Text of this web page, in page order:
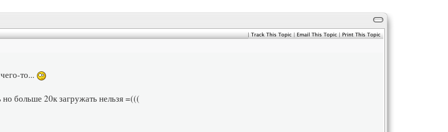
то...
но больше 20к загружать нельзя =(((